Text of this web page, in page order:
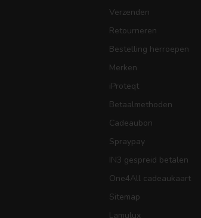
Verzenden
Retourneren
Bestelling herroepen
Merken
iProteqt
Betaalmethoden
Cadeaubon
Spraypay
IN3 gespreid betalen
One4All cadeaukaart
Sitemap
Lamulux